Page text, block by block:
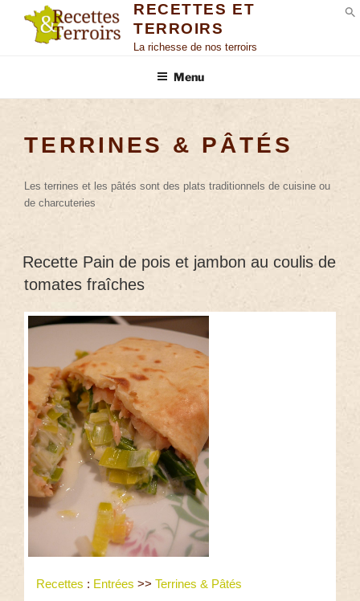
RECETTES ET
TERROIRS
La richesse de nos terroirs
Menu
TERRINES & PÂTÉS
Les terrines et les pâtés sont des plats traditionnels de cuisine ou
de charcuteries
Recette Pain de pois et jambon au coulis de
tomates fraîches
Recettes : Entrées >> Terrines & Pâtés